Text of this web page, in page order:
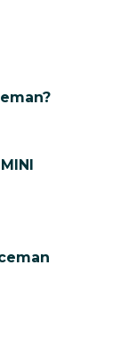
vijf personen.
kleuren: wit